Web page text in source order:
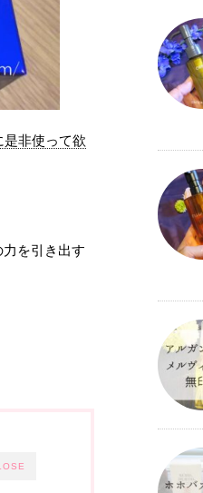
非使って欲
を引き出す